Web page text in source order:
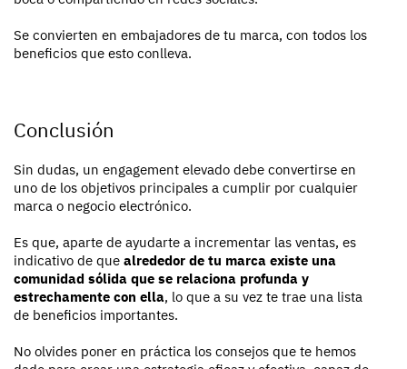
Se convierten en embajadores de tu marca, con todos los
beneficios que esto conlleva.
Conclusión
Sin dudas, un engagement elevado debe convertirse en
uno de los objetivos principales a cumplir por cualquier
marca o negocio electrónico.
Es que, aparte de ayudarte a incrementar las ventas, es
indicativo de que alrededor de tu marca existe una
comunidad sólida que se relaciona profunda y
estrechamente con ella, lo que a su vez te trae una lista
de beneficios importantes.
No olvides poner en práctica los consejos que te hemos